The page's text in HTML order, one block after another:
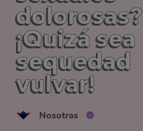
dolorosas?
¡Quizá sea
sequedad
vulvar!
Nosotras